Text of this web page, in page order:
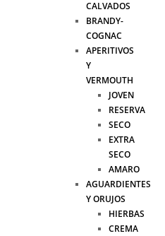
CALVADOS
BRANDY-
COGNAC
APERITIVOS
Y
VERMOUTH
JOVEN
RESERVA
SECO
EXTRA
SECO
AMARO
AGUARDIENTES
Y ORUJOS
HIERBAS
CREMA